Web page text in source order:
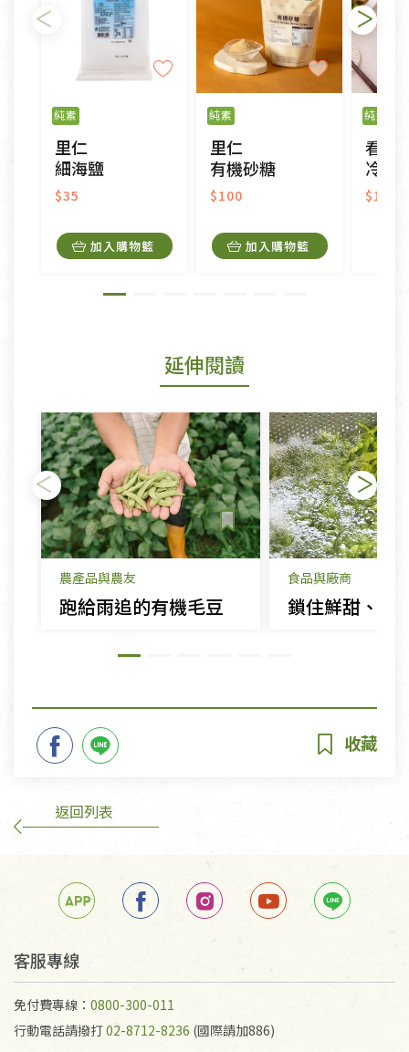
純素
里仁
細海鹽
$35
加入購物籃
純素
里仁
有機砂糖
$100
加入購物籃
純素
看天
冷凍
$120
延伸閱讀
農產品與農友
跑給雨追的有機毛豆
食品與廠商
返回列表
客服專線
免付費專線： 0800-300-011
行動電話請撥打02-8712-8236 (國際請加886)